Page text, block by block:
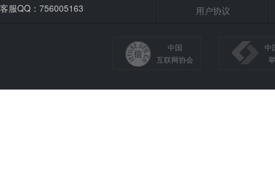
客服QQ：756005163
用户协议
中国
互联网协会
中